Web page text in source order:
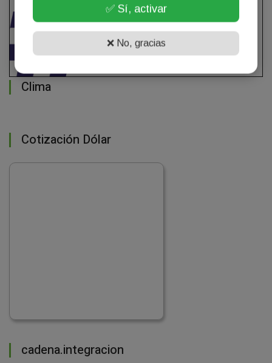
Clima
Cotización Dólar
cadena.integracion
✅ Sí, activar
❌ No, gracias